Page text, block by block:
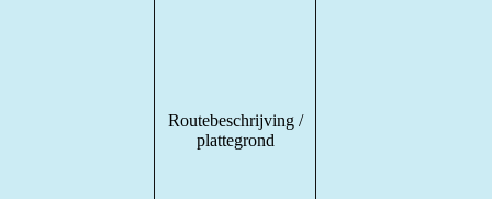
Routebeschrijving /
plattegrond